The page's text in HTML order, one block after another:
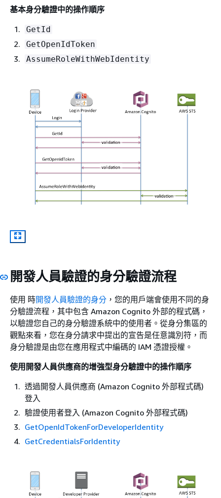
基本身分驗證中的操作順序
GetId
GetOpenIdToken
AssumeRoleWithWebIdentity
開發人員驗證的身分驗證流程
使用 時開發人員驗證的身分 ，您的用戶端會使用不同的身
分驗證流程，其中包含 Amazon Cognito 外部的程式碼，
以驗證您自己的身分驗證系統中的使用者。從身分集區的
觀點來看，您在身分請求中提出的宣告是任意識別符，而
身分驗證是由您在應用程式中編碼的 IAM 憑證授權。
使用開發人員供應商的增強型身分驗證中的操作順序
透過開發人員供應商 (Amazon Cognito 外部程式碼)
登入
驗證使用者登入 (Amazon Cognito 外部程式碼)
GetOpenIdTokenForDeveloperIdentity
GetCredentialsForIdentity